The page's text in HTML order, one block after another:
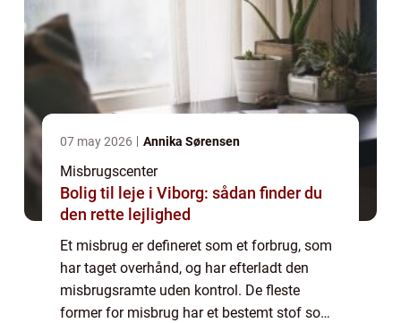
07 may 2026 Annika Sørensen
Misbrugscenter
Bolig til leje i Viborg: sådan finder du
den rette lejlighed
Et misbrug er defineret som et forbrug, som
har taget overhånd, og har efterladt den
misbrugsramte uden kontrol. De fleste
former for misbrug har et bestemt stof som